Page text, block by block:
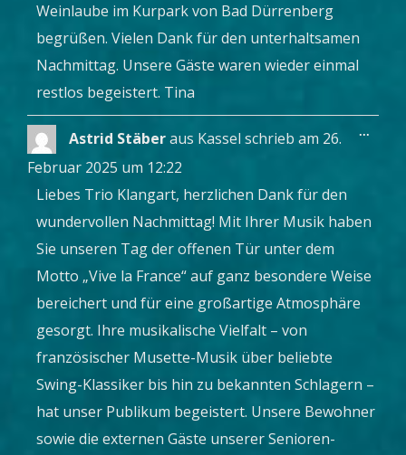
Weinlaube im Kurpark von Bad Dürrenberg
begrüßen. Vielen Dank für den unterhaltsamen
Nachmittag. Unsere Gäste waren wieder einmal
restlos begeistert. Tina
Astrid Stäberaus Kassel schrieb am 26.
Februar 2025 um 12:22
Liebes Trio Klangart, herzlichen Dank für den
wundervollen Nachmittag! Mit Ihrer Musik haben
Sie unseren Tag der offenen Tür unter dem
Motto „Vive la France“ auf ganz besondere Weise
bereichert und für eine großartige Atmosphäre
gesorgt. Ihre musikalische Vielfalt – von
französischer Musette-Musik über beliebte
Swing-Klassiker bis hin zu bekannten Schlagern –
hat unser Publikum begeistert. Unsere Bewohner
sowie die externen Gäste unserer Senioren-
...